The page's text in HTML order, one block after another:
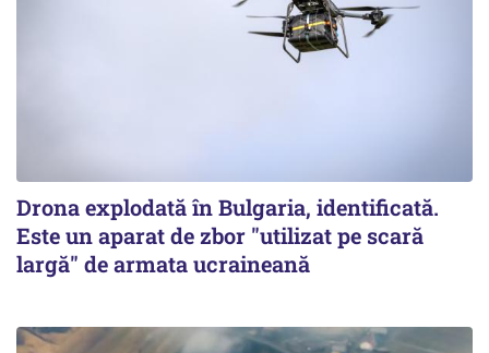
Drona explodată în Bulgaria, identificată.
Este un aparat de zbor "utilizat pe scară
largă" de armata ucraineană